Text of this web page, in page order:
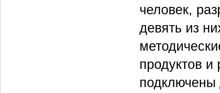
человек,
девять из
продуктов
подключены